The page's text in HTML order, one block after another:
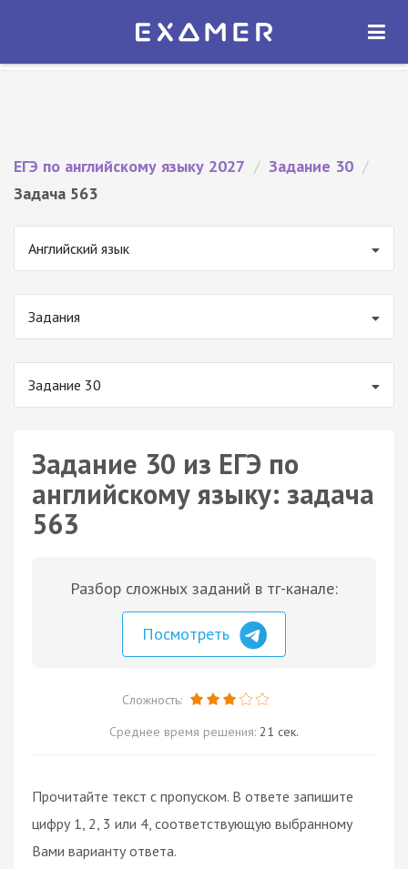
Экзамер — ЕГЭ 2027
ОТКРЫТЬ
ЕГЭ по английскому языку 2027 / Задание 30 /
Задача 563
Английский язык
Задания
Задание 30
Задание 30 из ЕГЭ по
английскому языку: задача
563
Разбор сложных заданий в тг-канале:
Посмотреть
Сложность:
Среднее время решения: 21 сек.
Прочитайте текст с пропуском. В ответе запишите
цифру 1, 2, 3 или 4, соответствующую выбранному
Вами варианту ответа.